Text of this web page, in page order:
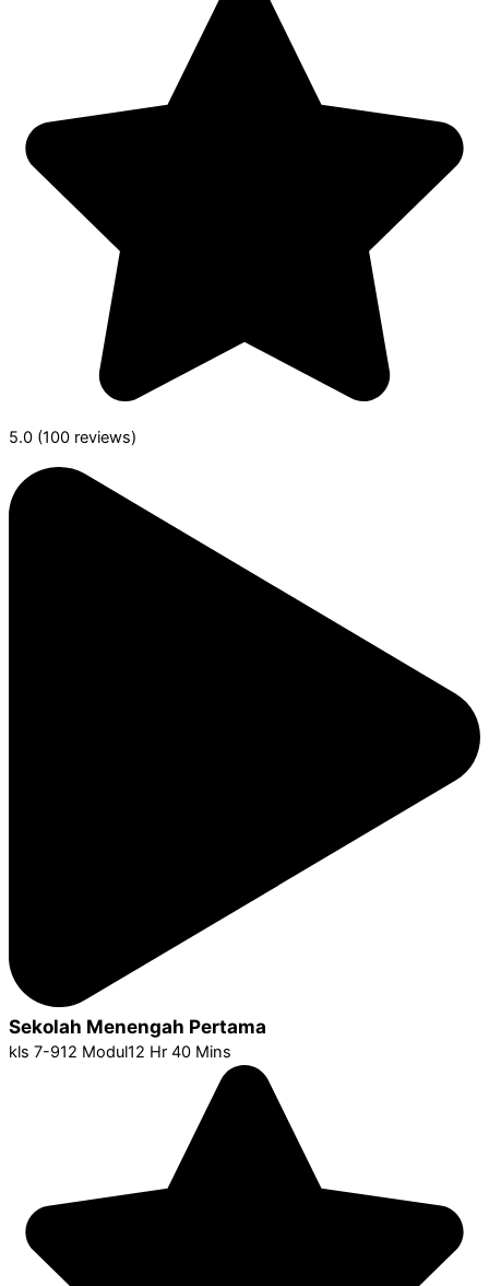
5.0 (100 reviews)
Sekolah Menengah Pertama
kls 7-912 Modul12 Hr 40 Mins